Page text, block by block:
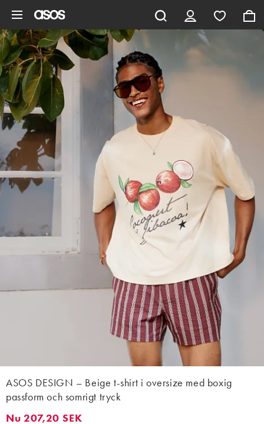
ASOS DESIGN – Beige t-shirt i oversize med boxig
passform och somrigt tryck
Nu 207,20 SEK. 30-dagars bästa pris 207,20 SEK (0%). Då
Nu 207,20 SEK